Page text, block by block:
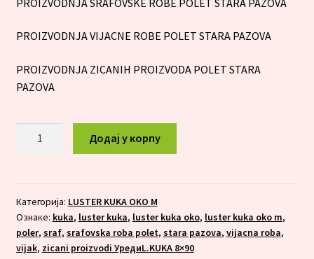
PROIZVODNJA VIJACNE ROBE POLET STARA PAZOVA
PROIZVODNJA ZICANIH PROIZVODA POLET STARA
PAZOVA
10x250
количина
Додај у корпу
Категорија: LUSTER KUKA OKO M
Ознаке: kuka, luster kuka, luster kuka oko, luster kuka oko m,
poler, sraf, srafovska roba polet, stara pazova, vijacna roba,
vijak, zicani proizvodi УредиL.KUKA 8×90